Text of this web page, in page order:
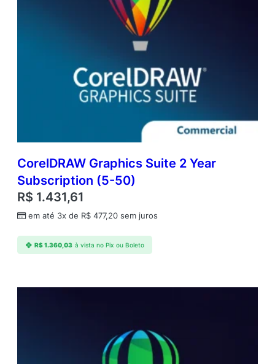
CorelDRAW Graphics Suite 2 Year
Subscription (5-50)
R$ 1.431,61
em até 3x de R$ 477,20 sem juros
R$1.360,03 à vista no Pix ou Boleto